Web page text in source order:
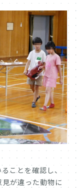
ことを確認し、
が違った動物に